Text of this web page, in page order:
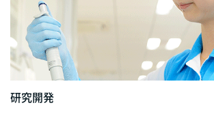
研究開発